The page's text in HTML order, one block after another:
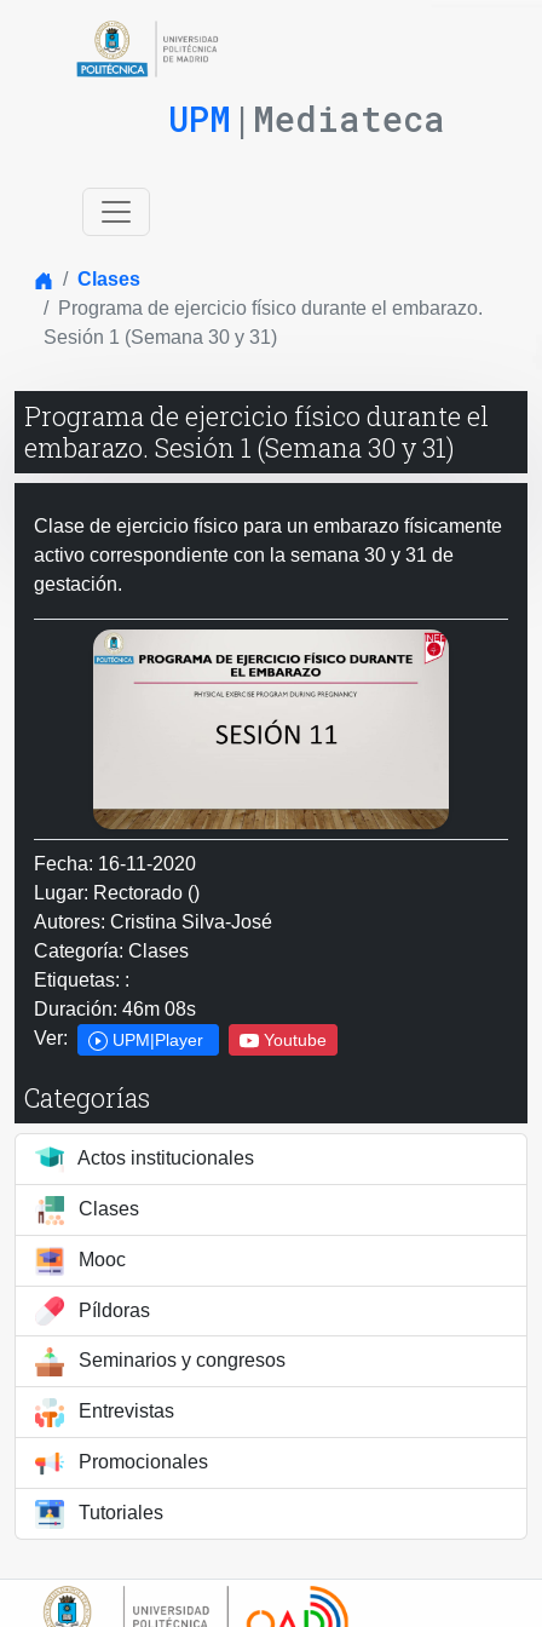
UPM |Mediateca
Inicio
Clases
Programa de ejercicio físico durante el embarazo.
Sesión 1 (Semana 30 y 31)
Programa de ejercicio físico durante el
embarazo. Sesión 1 (Semana 30 y 31)
Clase de ejercicio físico para un embarazo físicamente
activo correspondiente con la semana 30 y 31 de
gestación.
Fecha: 16-11-2020
Lugar: Rectorado ()
Autores: Cristina Silva-José
Categoría: Clases
Etiquetas: :
Duración: 46m 08s
Ver:
UPM|Player Youtube
Categorías
Actos institucionales
Clases
Mooc
Píldoras
Seminarios y congresos
Entrevistas
Promocionales
Tutoriales